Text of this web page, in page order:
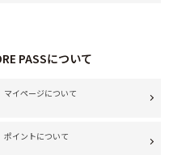
PASSについて
マイページについて
ポイントについて